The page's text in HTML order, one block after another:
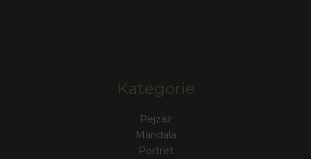
Kategorie
Pejzaż
Mandala
Portret